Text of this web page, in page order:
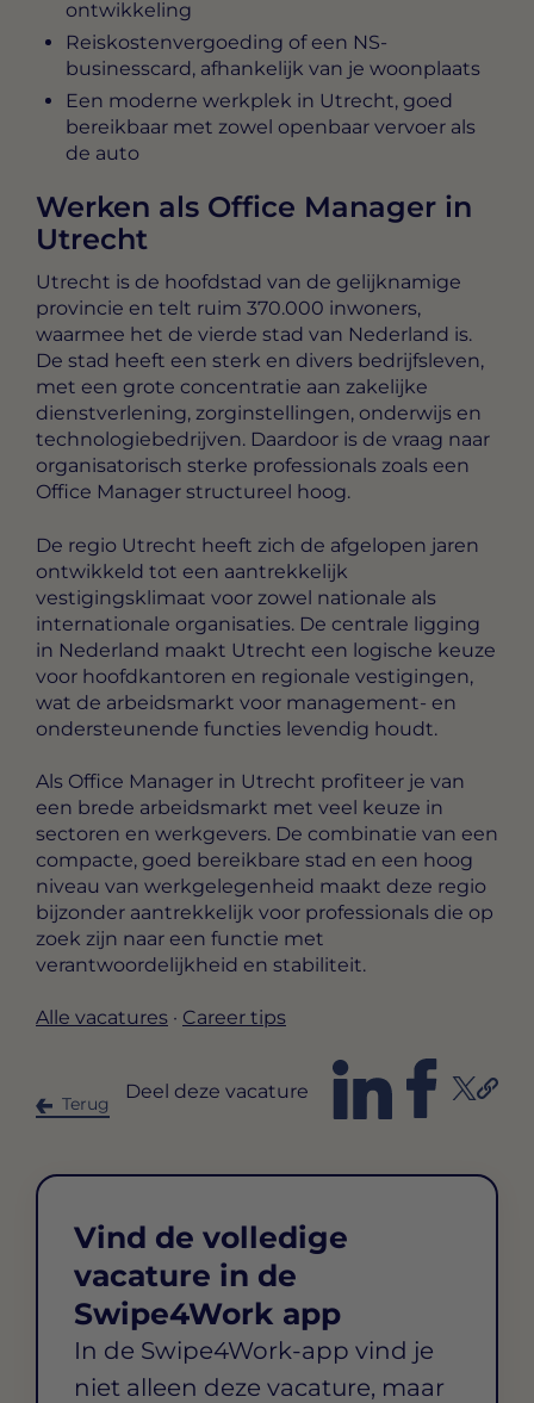
ontwikkeling
Reiskostenvergoeding of een NS-
businesscard, afhankelijk van je woonplaats
Een moderne werkplek in Utrecht, goed
bereikbaar met zowel openbaar vervoer als
de auto
Werken als Office Manager in
Utrecht
Utrecht is de hoofdstad van de gelijknamige
provincie en telt ruim 370.000 inwoners,
waarmee het de vierde stad van Nederland is.
De stad heeft een sterk en divers bedrijfsleven,
met een grote concentratie aan zakelijke
dienstverlening, zorginstellingen, onderwijs en
technologiebedrijven. Daardoor is de vraag naar
organisatorisch sterke professionals zoals een
Office Manager structureel hoog.
De regio Utrecht heeft zich de afgelopen jaren
ontwikkeld tot een aantrekkelijk
vestigingsklimaat voor zowel nationale als
internationale organisaties. De centrale ligging
in Nederland maakt Utrecht een logische keuze
voor hoofdkantoren en regionale vestigingen,
wat de arbeidsmarkt voor management- en
ondersteunende functies levendig houdt.
Als Office Manager in Utrecht profiteer je van
een brede arbeidsmarkt met veel keuze in
sectoren en werkgevers. De combinatie van een
compacte, goed bereikbare stad en een hoog
niveau van werkgelegenheid maakt deze regio
bijzonder aantrekkelijk voor professionals die op
zoek zijn naar een functie met
verantwoordelijkheid en stabiliteit.
Alle vacatures · Career tips
Terug
Deel deze vacature
Vind de volledige
vacature in de
Swipe4Work app
In de Swipe4Work-app vind je
niet alleen deze vacature, maar